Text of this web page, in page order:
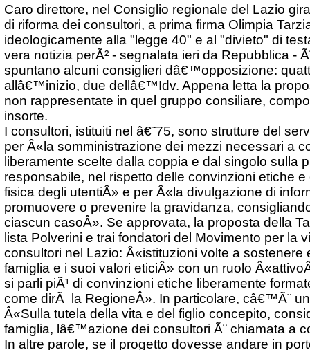
Caro direttore, nel Consiglio regionale del Lazio
di riforma dei consultori, a prima firma Olimpia
ideologicamente alla "legge 40" e al "divieto" di
vera notizia perÃ² - segnalata ieri da Repubblica -
spuntano alcuni consiglieri dâ€™opposizione:
allâ€™inizio, due dellâ€™Idv. Appena letta la
non rappresentate in quel gruppo consiliare,
insorte.
I consultori, istituiti nel â€˜75, sono strutture del
per Â«la somministrazione dei mezzi necessari a
liberamente scelte dalla coppia e dal singolo sulla
responsabile, nel rispetto delle convinzioni etiche
fisica degli utentiÂ» e per Â«la divulgazione di
promuovere o prevenire la gravidanza,
ciascun casoÂ». Se approvata, la proposta della
lista Polverini e trai fondatori del Movimento per la
consultori nel Lazio: Â«istituzioni volte a sostenere
famiglia e i suoi valori eticiÂ» con un ruolo
si parli piÃ¹ di convinzioni etiche liberamente
come dirÃ la RegioneÂ». In particolare, câ€™Ã¨
Â«Sulla tutela della vita e del figlio concepito,
famiglia, lâ€™azione dei consultori Ã¨ chiamata a
In altre parole, se il progetto dovesse andare in